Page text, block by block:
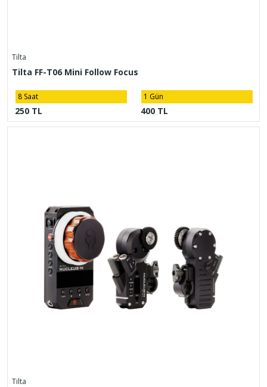
Tilta
Tilta FF-T06 Mini Follow Focus
8 Saat
250 TL
1 Gün
400 TL
Tilta